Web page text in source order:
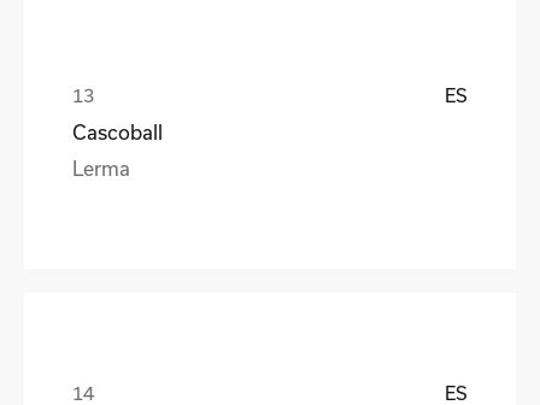
ES
Cascoball
Lerma
ES